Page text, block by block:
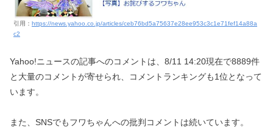
引用： https://news.yahoo.co.jp/articles/ceb76bd5a75637e28ee953c3c1e71fef14a88a
c2
Yahoo!ニュースの記事へのコメントは、8/11 14:20現在で8889件
と大量のコメントが寄せられ、コメントランキングも1位となって
います。
また、SNSでもフワちゃんへの批判コメントは続いています。